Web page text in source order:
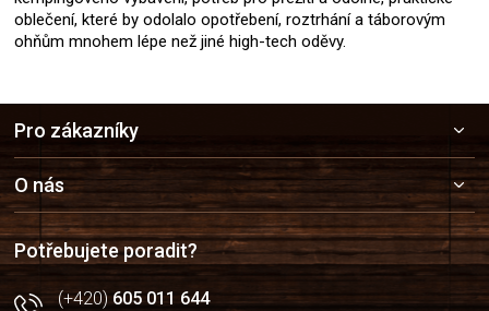
oblečení, které by odolalo opotřebení, roztrhání a táborovým
ohňům mnohem lépe než jiné high-tech oděvy.
a
t
í
Pro zákazníky
O nás
Potřebujete poradit?
(+420)605 011 644